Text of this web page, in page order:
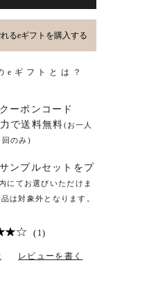
eギフトとは？
ーポンコード
で送料無料(お一人
回のみ)
ンプルセットをプ
にてお選びいただけま
は対象外となります。
(1)
レビューを書く